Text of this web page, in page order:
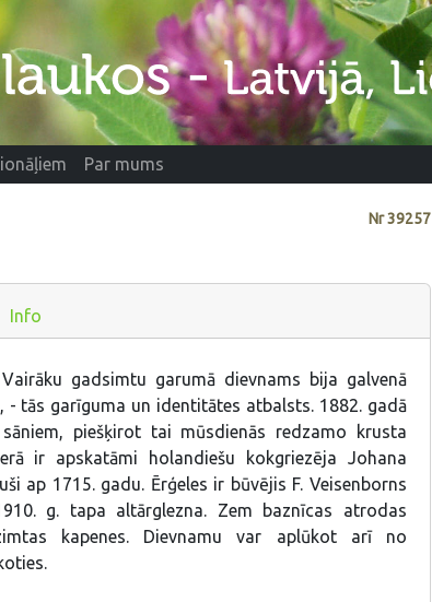
Par mums
Nr39257
Info
gadsimtu garumā dievnams bija galvenā
- tās garīguma un identitātes atbalsts. 1882. gadā
piešķirot tai mūsdienās redzamo krusta
ir apskatāmi holandiešu kokgriezēja Johana
ap 1715. gadu. Ērģeles ir būvējis F. Veisenborns
g. tapa altārglezna. Zem baznīcas atrodas
kapenes. Dievnamu var aplūkot arī no